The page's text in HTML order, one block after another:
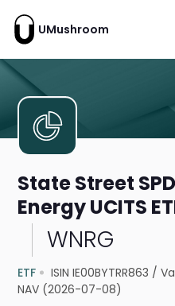
UMushroom
State Street
Energy UCITS
WNRG
ETF ISIN IE00BYTRR863 /
NAV (2026-07-08)